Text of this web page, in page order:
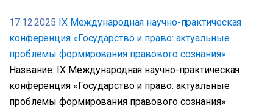
17.12.2025 IX Международная научно-практическая
конференция «Государство и право: актуальные
проблемы формирования правового сознания»
Название: IX Международная научно-практическая
конференция «Государство и право: актуальные
проблемы формирования правового сознания»